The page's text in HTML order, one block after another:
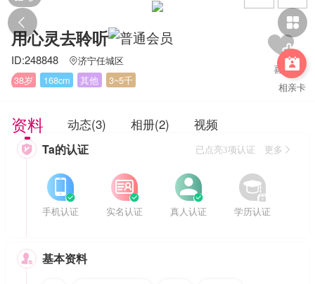
 

相亲卡
用心灵去聆听
ID:248848 济宁任城区
38岁
168cm 其他 3~5千
资料 动态(3) 相册(2) 视频
 Ta的认证 已点亮3项认证 更多


手机认证


实名认证


真人认证


学历认证
 基本资料